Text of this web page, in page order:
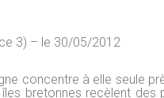
3) – le 30/05/2012
concentre à elle seule
bretonnes recèlent des